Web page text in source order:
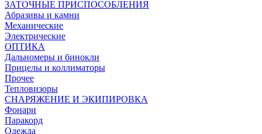
ЗАТОЧНЫЕ ПРИСПОСОБЛЕНИЯ
Абразивы и камни
Механические
Электрические
ОПТИКА
Дальномеры и бинокли
Прицелы и коллиматоры
Прочее
Тепловизоры
СНАРЯЖЕНИЕ И ЭКИПИРОВКА
Фонари
Паракорд
Одежда